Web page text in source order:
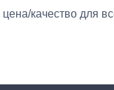
качество для